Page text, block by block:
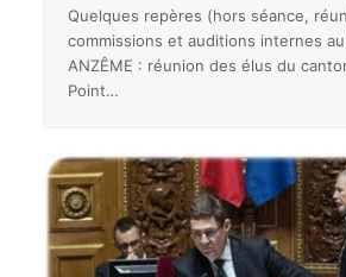
Quelques repères (hors séance,
commissions et auditions internes
ANZÊME : réunion des élus du
Point…